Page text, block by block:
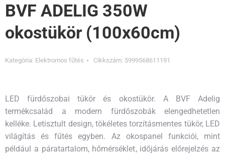
BVF ADELIG 350W
okostükör (100x60cm)
Kategória: Elektromos fűtés Cikkszám: 5999568611191
LED fürdőszobai tükör és okostükör. A BVF Adelig
termékcsalád a modern fürdőszobák elengedhetetlen
kelléke. Letisztult design, tökéletes torzításmentes tükör, LED
világítás és fűtés egyben. Az okospanel funkciói, mint
például a páratartalom, hőmérséklet, időjárás előrejelzés az